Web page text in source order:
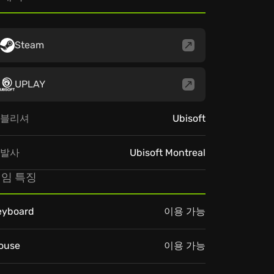
Steam
UPLAY
리셔 Ubisoft
사 Ubisoft Montreal
특징
이용 가능
이용 가능